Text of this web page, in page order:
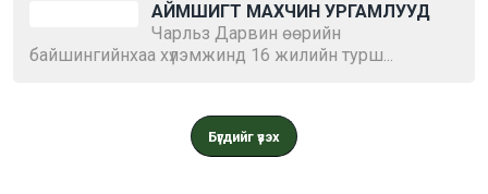
АЙМШИГТ МАХЧИН УРГАМЛУУД
Чарльз Дарвин өөрийн
байшингийнхаа хүлэмжинд 16 жилийн турш...
Бүгдийг үзэх